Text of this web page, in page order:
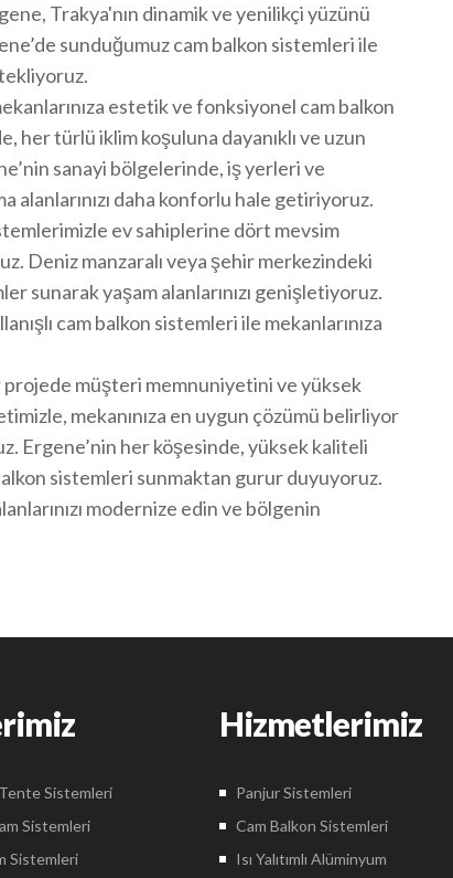
Trakya'nın dinamik ve yenilikçi yüzünü
sunduğumuz cam balkon sistemleri ile
estetik ve fonksiyonel cam balkon
türlü iklim koşuluna dayanıklı ve uzun
sanayi bölgelerinde, iş yerleri ve
alanlarınızı daha konforlu hale getiriyoruz.
ev sahiplerine dört mevsim
Deniz manzaralı veya şehir merkezindeki
sunarak yaşam alanlarınızı genişletiyoruz.
cam balkon sistemleri ile mekanlarınıza
projede müşteri memnuniyetini ve yüksek
mekanınıza en uygun çözümü belirliyor
Ergene’nin her köşesinde, yüksek kaliteli
sistemleri sunmaktan gurur duyuyoruz.
modernize edin ve bölgenin
Sistemleri
Sistemleri
Sistemleri
Hizmetlerimiz
Panjur Sistemleri
Cam Balkon Sistemleri
Isı Yalıtımlı Alüminyum